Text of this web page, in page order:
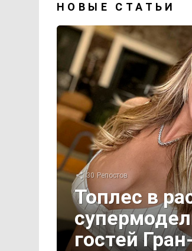
НОВЫЕ СТАТЬИ
30 Репостов
Топлес в
гостей